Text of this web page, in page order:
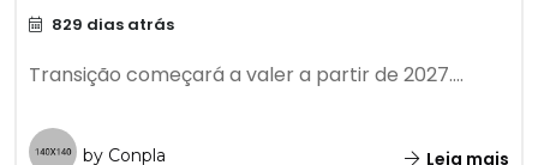
829 dias atrás
Transição começará a valer a partir de 2027....
by Conpla Leia mais